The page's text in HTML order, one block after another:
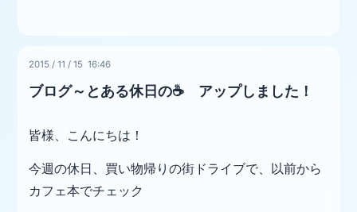
2015 /11 /15 16:46
ブログ～とある休日の☕ アップしました！
皆様、こんにちは！
今週の休日、買い物帰りの街ドライブで、以前から
カフェ本でチェック